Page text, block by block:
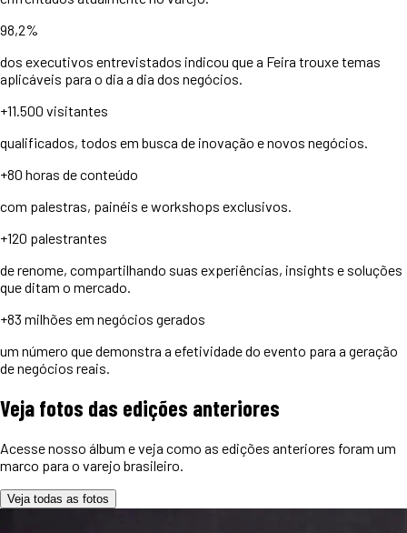
98,2%
dos executivos entrevistados indicou que a Feira trouxe temas
aplicáveis para o dia a dia dos negócios.
+11.500 visitantes
qualificados, todos em busca de inovação e novos negócios.
+80 horas de conteúdo
com palestras, painéis e workshops exclusivos.
+120 palestrantes
de renome, compartilhando suas experiências, insights e soluções
que ditam o mercado.
+83 milhões em negócios gerados
um número que demonstra a efetividade do evento para a geração
de negócios reais.
Veja fotos das edições anteriores
Acesse nosso álbum e veja como as edições anteriores foram um
marco para o varejo brasileiro.
Veja todas as fotos